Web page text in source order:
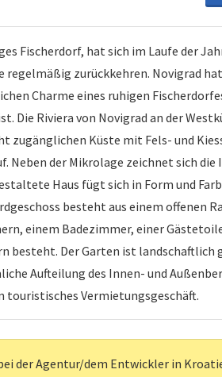
Fischerdorf, hat sich im Laufe der
zurückkehren. Novigrad
Charme eines ruhigen
Riviera von Novigrad an der
zugänglichen Küste mit Fels- und
der Mikrolage zeichnet sich
Haus fügt sich in Form und
besteht aus einem offenen
einem Badezimmer, einer
besteht. Der Garten ist
Aufteilung des Innen- und
Vermietungsgeschäft.
der Agentur/dem Entwickler in